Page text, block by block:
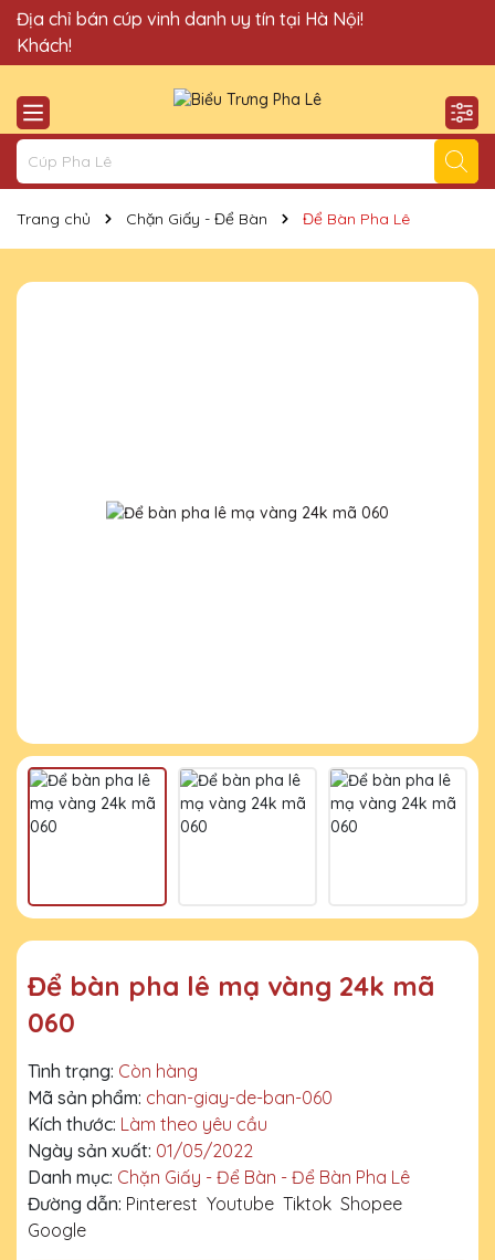
Quà Tặng Cúp Pha Lê Vinh Danh An Thảo xin chào Quý
Khách!
Địa chỉ bán cúp vinh danh uy tín tại Hà Nội!
Trang chủ Chặn Giấy - Để Bàn Để Bàn Pha Lê
Để bàn pha lê mạ vàng 24k mã
060
Tình trạng: Còn hàng
Mã sản phẩm: chan-giay-de-ban-060
Kích thước: Làm theo yêu cầu
Ngày sản xuất: 01/05/2022
Danh mục: Chặn Giấy - Để Bàn - Để Bàn Pha Lê
Đường dẫn: Pinterest Youtube Tiktok Shopee
Google